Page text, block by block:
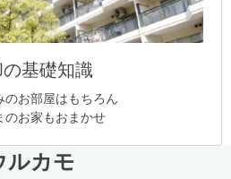
基礎知識
のお部屋はもちろん
のお家もおまかせ
ルカモ